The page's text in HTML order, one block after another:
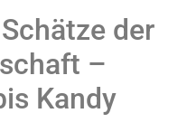
der
–
Kandy